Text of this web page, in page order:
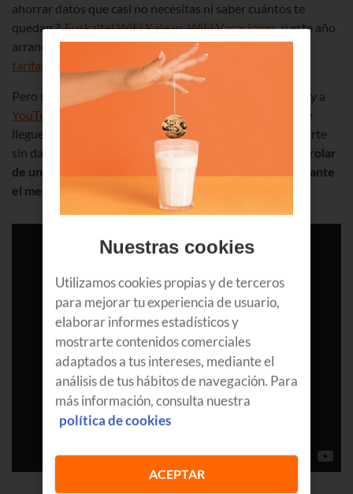
ahorrar datos que casi no necesitas ni saber cuántos te
quedan ?.Euskaltel WiFi Kalean,WiFi Vacaciones, y este año
arrancamos aumentando la mayoría de nuestras
tarifas de datos y de llamadas.
Pero si eres de las que siempre se conectan a
y a
YouTube
a lo loco y todos los meses estás deseando que
llegue el día 22, tenemos lo que necesitas para no quedarte
sin datos: la
App de Euskaltel. Con ella vas a poder
controlar
de un simple vistazo cuántos datos has consumido durante
el mes y cuántos quedan en tu tarifa
Nuestras cookies
Utilizamos cookies propias y de terceros
para mejorar tu experiencia de usuario,
elaborar informes estadísticos y
mostrarte contenidos comerciales
adaptados a tus intereses, mediante el
análisis de tus hábitos de navegación. Para
más información, consulta nuestra
política de cookies
ACEPTAR